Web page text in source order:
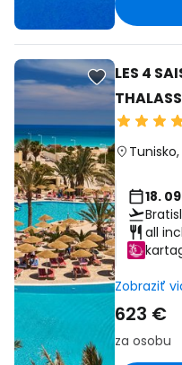
LES 4
Tunisko,
18.
all
Zobraziť
623 €
za osobu